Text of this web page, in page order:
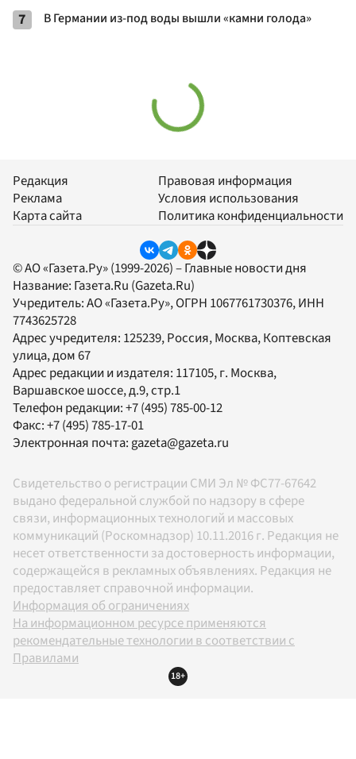
7 В Германии из-под воды вышли «камни голода»
Редакция
Реклама
Карта сайта
Правовая информация
Условия использования
Политика конфиденциальности
© АО «Газета.Ру» (1999-2026) – Главные новости дня
Название: Газета.Ru (Gazeta.Ru)
Учредитель:АО «Газета.Ру», ОГРН 1067761730376, ИНН
7743625728
Адрес учредителя: 125239, Россия, Москва, Коптевская
улица, дом 67
Адрес редакции и издателя: 117105, г. Москва,
Варшавское шоссе, д.9, стр.1
Телефон редакции:+7 (495) 785-00-12
Факс:+7 (495) 785-17-01
Электронная почта:gazeta@gazeta.ru
Свидетельство о регистрации СМИ Эл № ФС77-67642
выдано федеральной службой по надзору в сфере
связи, информационных технологий и массовых
коммуникаций (Роскомнадзор) 10.11.2016 г. Редакция не
несет ответственности за достоверность информации,
содержащейся в рекламных объявлениях. Редакция не
предоставляет справочной информации.
Информация об ограничениях
На информационном ресурсе применяются
рекомендательные технологии в соответствии с
Правилами
18+